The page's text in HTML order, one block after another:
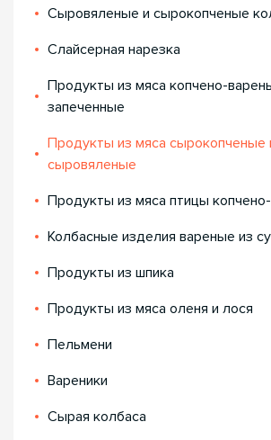
Сыровяленые и сырокопченые
Слайсерная нарезка
Продукты из мяса копчено-
запеченные
Продукты из мяса сырокопченые
сыровяленые
Продукты из мяса птицы
Колбасные изделия вареные из
Продукты из шпика
Продукты из мяса оленя и лося
Пельмени
Вареники
Сырая колбаса